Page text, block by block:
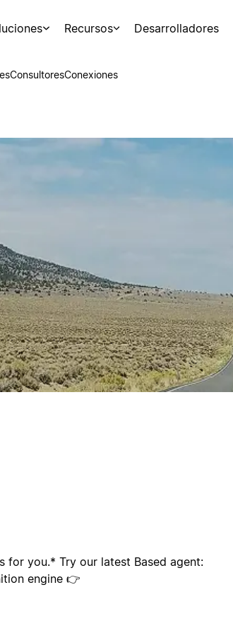
Recursos Desarrolladores
ConsultoresConexiones
for you.* Try our latest Based agent:
engine 👉